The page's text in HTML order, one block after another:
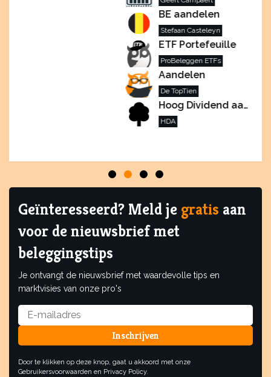
ETF Portefeuille
Hoog Dividend aandelen
Geïnteresseerd? Meld je gratis aan
voor de nieuwsbrief met
beleggingstips
Je ontvangt de nieuwsbrief met waardevolle tips en
marktvisies van onze pro's
Door te klikken op deze knop, gaat u akkoord met onze
Gebruikersvoorwaarden en Privacy Policy.